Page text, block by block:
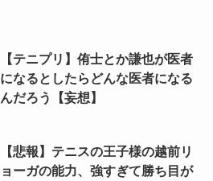
【テニプリ】侑士とか謙也が医者
になるとしたらどんな医者になる
んだろう【妄想】
【悲報】テニスの王子様の越前リ
ョーガの能力、強すぎて勝ち目が